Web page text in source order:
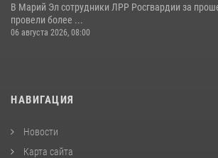
В Марий Эл сотрудники ЛРР Росгвардии за
провели более ...
06 августа 2026, 08:00
НАВИГАЦИЯ
Новости
Карта сайта